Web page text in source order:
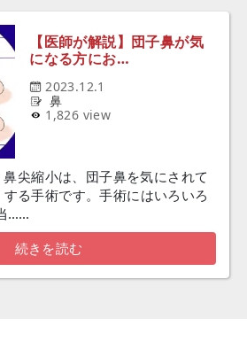
【医師が解説】団子鼻が気
になる方にお…
2023.12.1
鼻
1,826 view
尖縮小は、団子鼻を気にされて
る手術です。手術にはいろいろ
……
続きを読む